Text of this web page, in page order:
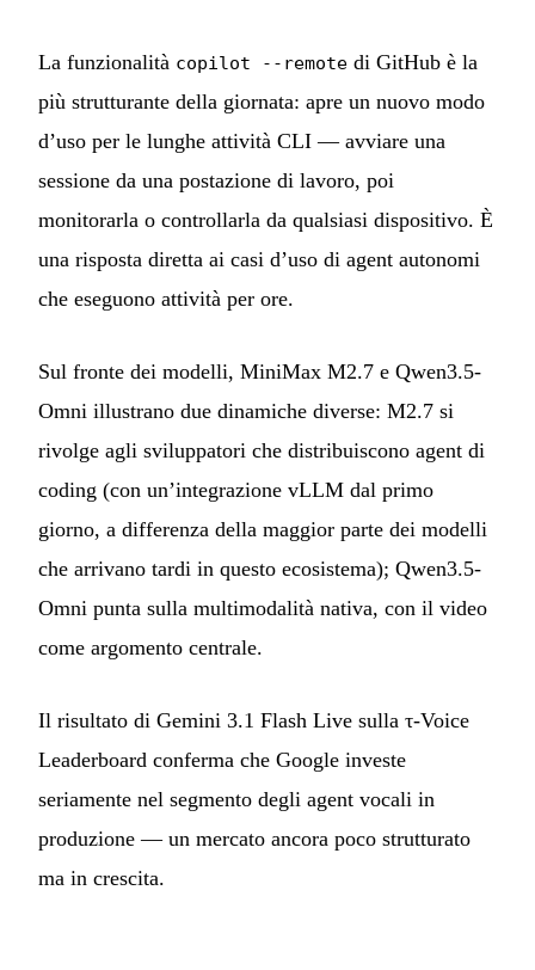
La funzionalità copilot --remote di GitHub è la
più strutturante della giornata: apre un nuovo modo
d’uso per le lunghe attività CLI — avviare una
sessione da una postazione di lavoro, poi
monitorarla o controllarla da qualsiasi dispositivo. È
una risposta diretta ai casi d’uso di agent autonomi
che eseguono attività per ore.
Sul fronte dei modelli, MiniMax M2.7 e Qwen3.5-
Omni illustrano due dinamiche diverse: M2.7 si
rivolge agli sviluppatori che distribuiscono agent di
coding (con un’integrazione vLLM dal primo
giorno, a differenza della maggior parte dei modelli
che arrivano tardi in questo ecosistema); Qwen3.5-
Omni punta sulla multimodalità nativa, con il video
come argomento centrale.
Il risultato di Gemini 3.1 Flash Live sulla τ-Voice
Leaderboard conferma che Google investe
seriamente nel segmento degli agent vocali in
produzione — un mercato ancora poco strutturato
ma in crescita.